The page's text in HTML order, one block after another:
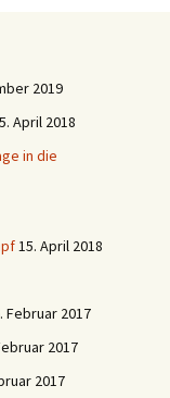
2019
April 2018
in die
15. April 2018
Februar 2017
2017
2017